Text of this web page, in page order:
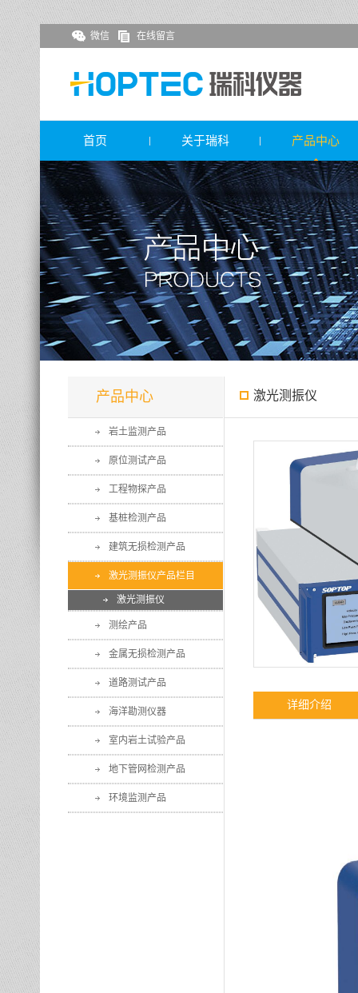
微信 在线留言
首页 关于瑞科 产品中心
产品中心
岩土监测产品
原位测试产品
工程物探产品
基桩检测产品
建筑无损检测产品
激光测振仪产品栏目
激光测振仪
测绘产品
金属无损检测产品
道路测试产品
海洋勘测仪器
室内岩土试验产品
地下管网检测产品
环境监测产品
激光测振仪
详细介绍